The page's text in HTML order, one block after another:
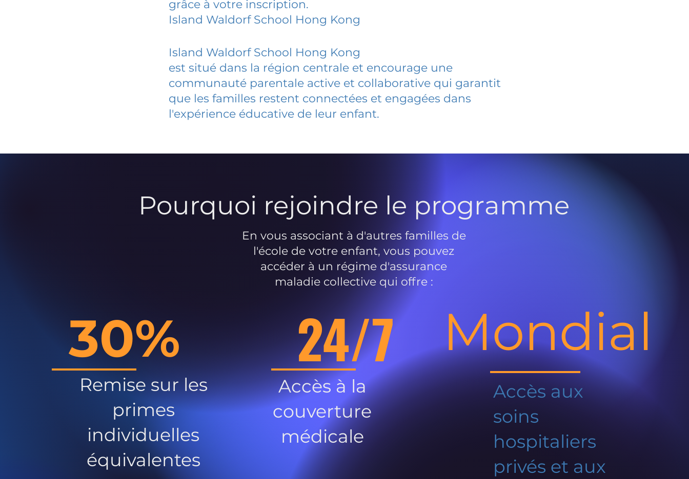
grâce à votre inscription.
Island Waldorf School Hong Kong
Island Waldorf School Hong Kong
est situé dans la région centrale et encourage une
communauté parentale active et collaborative qui garantit
que les familles restent connectées et engagées dans
l'expérience éducative de leur enfant.
Pourquoi rejoindre le programme
En vous associant à d'autres familles de
l'école de votre enfant, vous pouvez
accéder à un régime d'assurance
maladie collective qui offre :
30%
Remise sur les
primes
individuelles
équivalentes
24/7
Accès à la
couverture
médicale
Mondial
Accès aux
soins
hospitaliers
privés et aux